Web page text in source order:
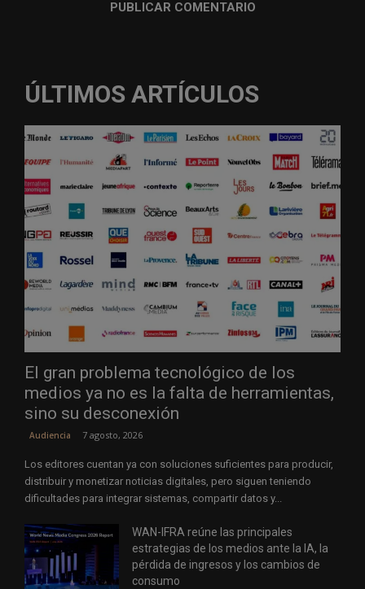
ÚLTIMOS ARTÍCULOS
El gran problema tecnológico de los
medios ya no es la falta de herramientas,
sino su desconexión
Audiencia 7 agosto, 2026
Los editores cuentan ya con soluciones suficientes para producir,
distribuir y monetizar noticias digitales, pero siguen teniendo
dificultades para integrar sistemas, compartir datos y...
WAN-IFRA reúne las principales
estrategias de los medios ante la IA, la
pérdida de ingresos y los cambios de
consumo